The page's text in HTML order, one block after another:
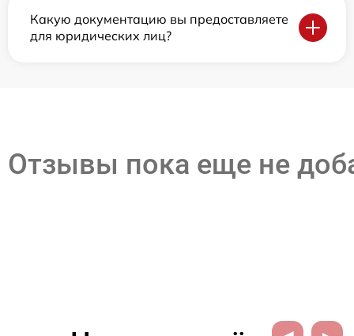
Какую документацию вы предоставляете
для юридических лиц?
Отзывы пока еще не